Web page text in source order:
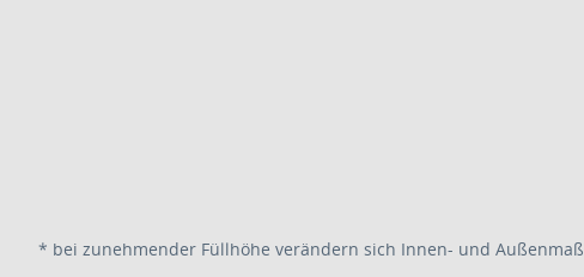
* bei zunehmender Füllhöhe verändern sich Innen- und Außenmaß